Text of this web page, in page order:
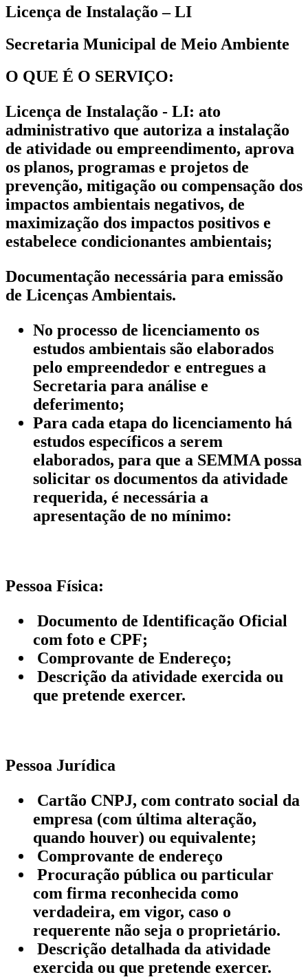
Licença de Instalação – LI
Secretaria Municipal de Meio Ambiente
O QUE É O SERVIÇO:
Licença de Instalação - LI: ato
administrativo que autoriza a instalação
de atividade ou empreendimento, aprova
os planos, programas e projetos de
prevenção, mitigação ou compensação dos
impactos ambientais negativos, de
maximização dos impactos positivos e
estabelece condicionantes ambientais;
Documentação necessária para emissão
de Licenças Ambientais.
No processo de licenciamento os
estudos ambientais são elaborados
pelo empreendedor e entregues a
Secretaria para análise e
deferimento;
Para cada etapa do licenciamento há
estudos específicos a serem
elaborados, para que a SEMMA possa
solicitar os documentos da atividade
requerida, é necessária a
apresentação de no mínimo:
Pessoa Física:
Documento de Identificação Oficial
com foto e CPF;
Comprovante de Endereço;
Descrição da atividade exercida ou
que pretende exercer.
Pessoa Jurídica
Cartão CNPJ, com contrato social da
empresa (com última alteração,
quando houver) ou equivalente;
Comprovante de endereço
Procuração pública ou particular
com firma reconhecida como
verdadeira, em vigor, caso o
requerente não seja o proprietário.
Descrição detalhada da atividade
exercida ou que pretende exercer.